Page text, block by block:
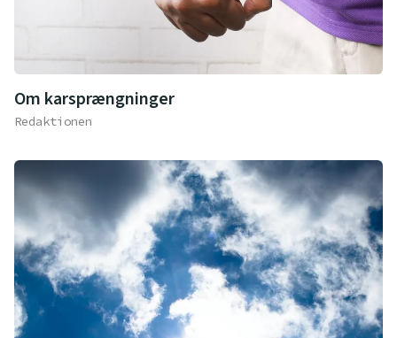
Om karsprængninger
Redaktionen